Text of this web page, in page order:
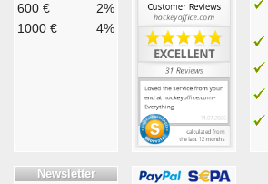
600 €
2%
1000 €
4%
Newsletter